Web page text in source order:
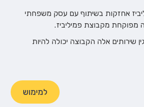
אחזקות בשיתוף עם עסק משפחתי
מפוקחת מקבוצת פמיליביז.
שירותים אלה הקבוצה יכולה להיות
למימוש